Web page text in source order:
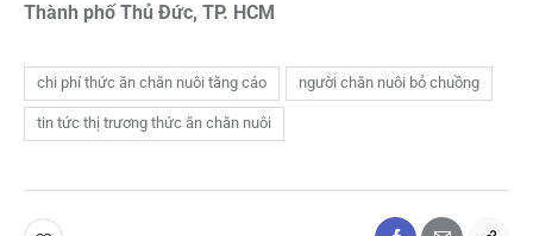
Thành phố Thủ Đức, TP. HCM
chi phí thức ăn chăn nuôi tăng cáo người chăn nuôi bỏ chuồng
tin tức thị trương thức ăn chăn nuôi